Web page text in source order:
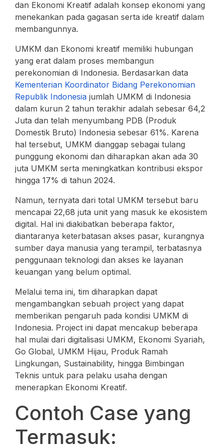
dan Ekonomi Kreatif adalah konsep ekonomi yang
menekankan pada gagasan serta ide kreatif dalam
membangunnya.
UMKM dan Ekonomi kreatif memiliki hubungan
yang erat dalam proses membangun
perekonomian di Indonesia. Berdasarkan data
Kementerian Koordinator Bidang Perekonomian
Republik Indonesia jumlah UMKM di Indonesia
dalam kurun 2 tahun terakhir adalah sebesar 64,2
Juta dan telah menyumbang PDB (Produk
Domestik Bruto) Indonesia sebesar 61%. Karena
hal tersebut, UMKM dianggap sebagai tulang
punggung ekonomi dan diharapkan akan ada 30
juta UMKM serta meningkatkan kontribusi ekspor
hingga 17% di tahun 2024.
Namun, ternyata dari total UMKM tersebut baru
mencapai 22,68 juta unit yang masuk ke ekosistem
digital. Hal ini diakibatkan beberapa faktor,
diantaranya keterbatasan akses pasar, kurangnya
sumber daya manusia yang terampil, terbatasnya
penggunaan teknologi dan akses ke layanan
keuangan yang belum optimal.
Melalui tema ini, tim diharapkan dapat
mengambangkan sebuah project yang dapat
memberikan pengaruh pada kondisi UMKM di
Indonesia. Project ini dapat mencakup beberapa
hal mulai dari digitalisasi UMKM, Ekonomi Syariah,
Go Global, UMKM Hijau, Produk Ramah
Lingkungan, Sustainability, hingga Bimbingan
Teknis untuk para pelaku usaha dengan
menerapkan Ekonomi Kreatif.
Contoh Case yang
Termasuk: